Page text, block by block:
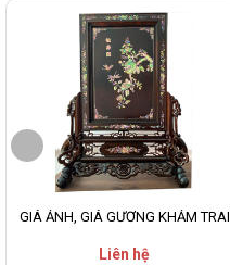
GIÁ ẢNH, GIÁ GƯƠNG KHẢM TRAI
Liên hệ